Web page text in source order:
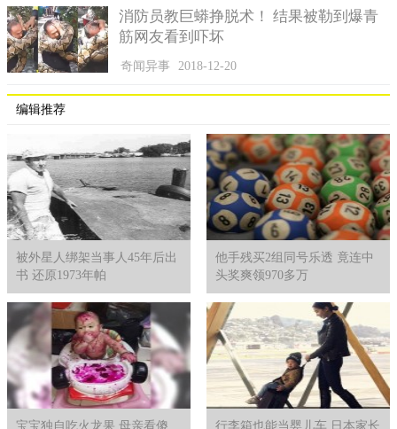
消防员教巨蟒挣脱术！ 结果被勒到爆青
筋网友看到吓坏
奇闻异事 2018-12-20
编辑推荐
被外星人绑架当事人45年后出
书 还原1973年帕
他手残买2组同号乐透 竟连中
头奖爽领970多万
宝宝独自吃火龙果 母亲看傻 行李箱也能当婴儿车 日本家长